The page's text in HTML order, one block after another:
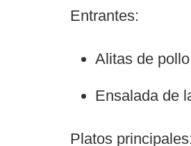
Entrantes:
Alitas de pollo
Ensalada de
Platos principales: